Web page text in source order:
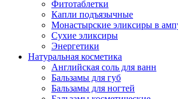
Фитотаблетки
Капли подъязычные
Монастырские эликсиры в
Сухие эликсиры
Энергетики
Натуральная косметика
Английская соль для ванн
Бальзамы для губ
Бальзамы для ногтей